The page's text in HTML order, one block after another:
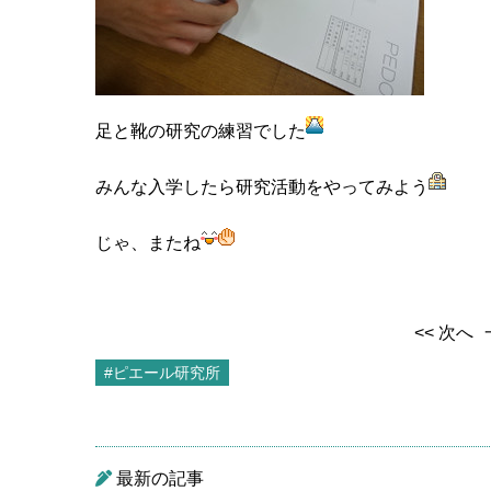
足と靴の研究の練習でした
みんな入学したら研究活動をやってみよう
じゃ、またね
<< 次へ
#ピエール研究所
最新の記事